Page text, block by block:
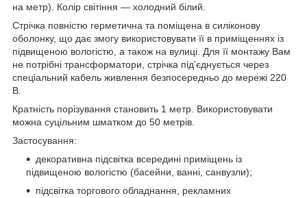
на метр). Колір світіння — холодний білий.
Стрічка повністю герметична та поміщена в силіконову
оболонку, що дає змогу використовувати її в приміщеннях із
підвищеною вологістю, а також на вулиці. Для її монтажу Вам
не потрібні трансформатори, стрічка під'єднується через
спеціальний кабель живлення безпосередньо до мережі 220
В.
Кратність порізування становить 1 метр. Використовувати
можна суцільним шматком до 50 метрів.
Застосування:
декоративна підсвітка всередині приміщень із
підвищеною вологістю (басейни, ванні, санвузли);
підсвітка торгового обладнання, рекламних